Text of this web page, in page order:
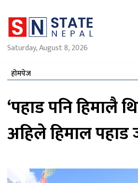
Saturday, August 8, 2026
होमपेज
‘पहाड पनि हिमालै
अहिले हिमाल पहाड